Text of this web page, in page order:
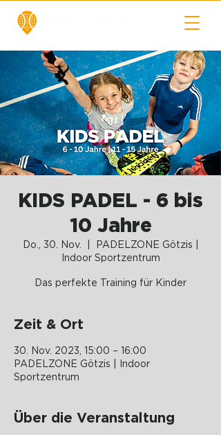
KIDS PADEL - 6 bis
10 Jahre
Do., 30. Nov.
PADELZONE Götzis |
Indoor Sportzentrum
Das perfekte Training für Kinder
Zeit & Ort
30. Nov. 2023, 15:00 – 16:00
PADELZONE Götzis | Indoor
Sportzentrum
Über die Veranstaltung